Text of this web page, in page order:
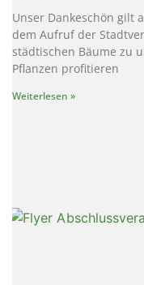
Unser Dankeschön gilt
dem Aufruf der
städtischen Bäume zu
Pflanzen profitieren
Weiterlesen »